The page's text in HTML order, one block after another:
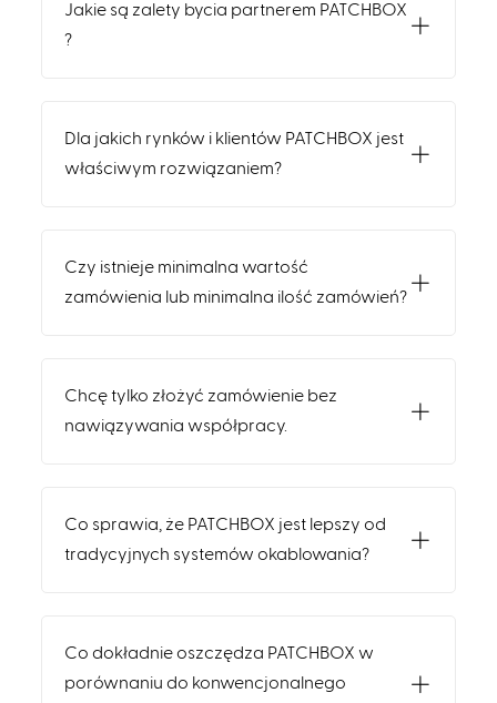
Jakie są zalety bycia partnerem PATCHBOX
?
Dla jakich rynków i klientów PATCHBOX jest
właściwym rozwiązaniem?
Czy istnieje minimalna wartość
zamówienia lub minimalna ilość zamówień?
Chcę tylko złożyć zamówienie bez
nawiązywania współpracy.
Co sprawia, że PATCHBOX jest lepszy od
tradycyjnych systemów okablowania?
Co dokładnie oszczędza PATCHBOX w
porównaniu do konwencjonalnego